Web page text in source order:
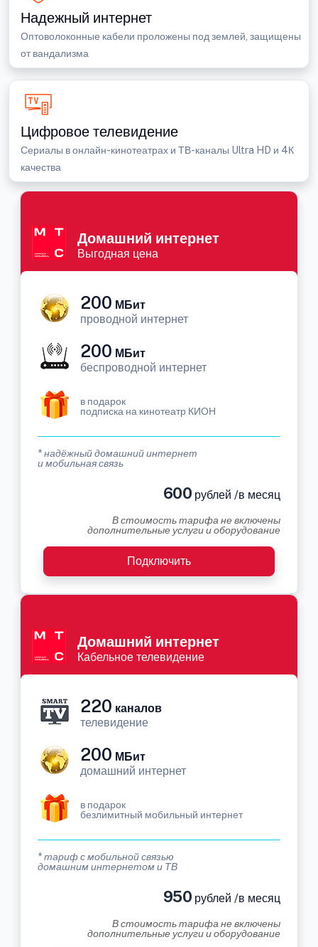
Надежный интернет
Оптоволоконные кабели проложены под землей, защищены
от вандализма
Цифровое телевидение
Сериалы в онлайн-кинотеатрах и ТВ-каналы Ultra HD и 4К
качества
Домашний интернет
Выгодная цена
200 МБит
проводной интернет
200 МБит
беспроводной интернет
в подарок
подписка на кинотеатр КИОН
* надёжный домашний интернет
и мобильная связь
600 рублей /в месяц
В стоимость тарифа не включены
дополнительные услуги и оборудование
Подключить
Домашний интернет
Кабельное телевидение
220 каналов
телевидение
200 МБит
домашний интернет
в подарок
безлимитный мобильный интернет
* тариф с мобильной связью
домашним интернетом и ТВ
950 рублей /в месяц
В стоимость тарифа не включены
дополнительные услуги и оборудование